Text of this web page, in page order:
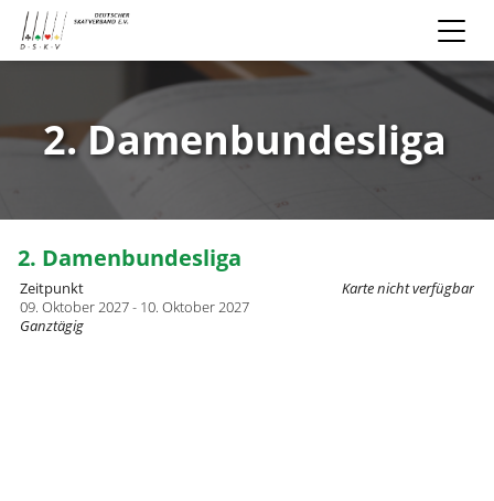
2. Damenbundesliga
2. Damenbundesliga
Karte nicht verfügbar
Zeitpunkt
09. Oktober 2027 - 10. Oktober 2027
Ganztägig